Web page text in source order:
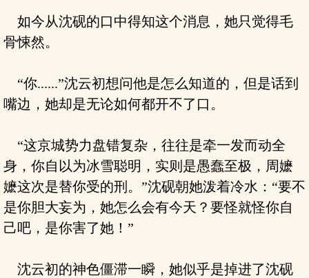
如今从沈砚的口中得知这个消息，她只觉得毛
骨悚然。
“你......”沈云初想问他是怎么知道的，但是话到
嘴边，她却是无论如何都开不了口。
“这京城势力盘错复杂，往往是牵一发而动全
身，你自以为冰雪聪明，实则是愚蠢至极，周嬷
嬷这次是替你受的刑。”沈砚朝她泼着冷水：“要不
是你胆大妄为，她怎么会有今天？要怪就怪你自
己吧，是你害了她！”
沈云初的神色僵滞一瞬，她似乎是掉进了沈砚